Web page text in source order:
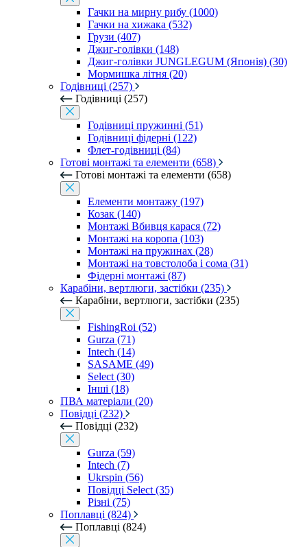
Гачки на мирну рибу (1000)
Гачки на хижака (532)
Грузи (407)
Джиг-голівки (148)
Джиг-голівки JUNGLEGUM (Японія) (30)
Мормишка літня (20)
Годівниці (257)
Годівниці (257)
Годівниці пружинні (51)
Годівниці фідерні (122)
Флет-годівниці (84)
Готові монтажі та елементи (658)
Готові монтажі та елементи (658)
Елементи монтажу (197)
Козак (140)
Монтажі Вбивця карася (72)
Монтажі на коропа (103)
Монтажі на пружинах (28)
Монтажі на товстолоба і сома (31)
Фідерні монтажі (87)
Карабіни, вертлюги, застібки (235)
Карабіни, вертлюги, застібки (235)
FishingRoi (52)
Gurza (71)
Intech (14)
SASAME (49)
Select (30)
Інші (18)
ПВА матеріали (20)
Повідці (232)
Повідці (232)
Gurza (59)
Intech (7)
Ukrspin (56)
Повідці Select (35)
Різні (75)
Поплавці (824)
Поплавці (824)